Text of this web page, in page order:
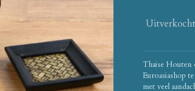
Uitverkocht
Thaise Houten
Euroasiashop
met veel